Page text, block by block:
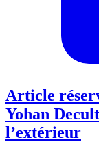
Article
Yohan
l’extérieur